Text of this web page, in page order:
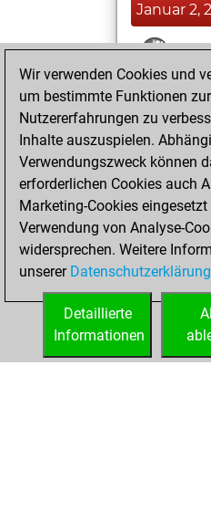
Januar 2,
You
against
You
You
new Elo
2024
You
your Fritz
Wir verwenden Cookies und
um bestimmte Funktionen
Nutzererfahrungen zu
Inhalte auszuspielen.
Verwendungszweck können
erforderlichen Cookies auch
Marketing-Cookies eingesetzt
Verwendung von Analyse-
widersprechen. Weitere
unserer Datenschutzerklärung
Detaillierte
Informationen